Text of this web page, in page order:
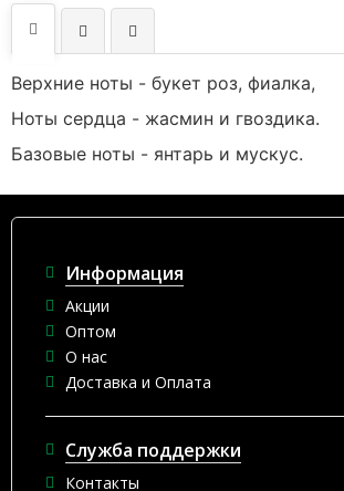
Верхние ноты - букет роз, фиалка,
Ноты сердца - жасмин и гвоздика.
Базовые ноты - янтарь и мускус.
Информация
Акции
Оптом
О нас
Доставка и Оплата
Служба поддержки
Контакты